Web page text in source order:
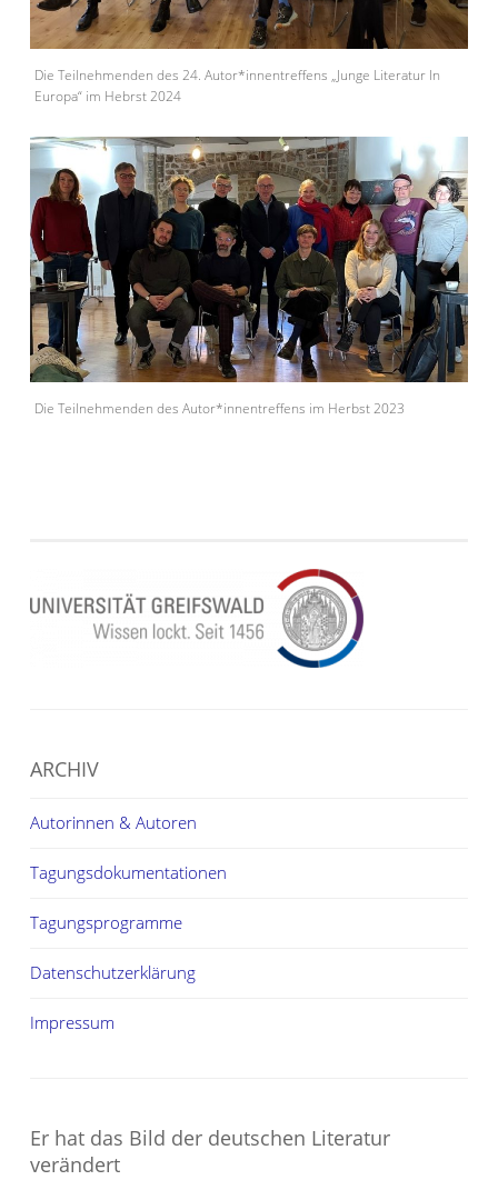
Die Teilnehmenden des 24. Autor*innentreffens „Junge Literatur In
Europa“ im Hebrst 2024
Die Teilnehmenden des Autor*innentreffens im Herbst 2023
ARCHIV
Autorinnen & Autoren
Tagungsdokumentationen
Tagungsprogramme
Datenschutzerklärung
Impressum
Er hat das Bild der deutschen Literatur
verändert